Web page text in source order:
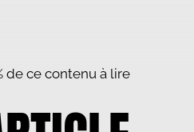
de ce contenu à lire